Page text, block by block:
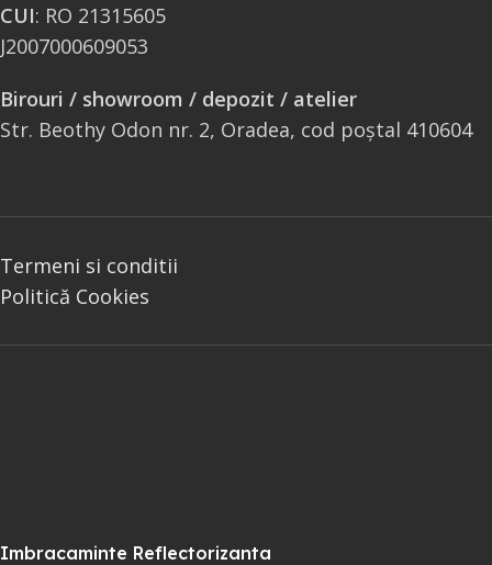
CUI: RO 21315605
J2007000609053
Birouri / showroom / depozit / atelier
Str. Beothy Odon nr. 2, Oradea, cod poștal 410604
Termeni si conditii
Politică Cookies
Imbracaminte Reflectorizanta